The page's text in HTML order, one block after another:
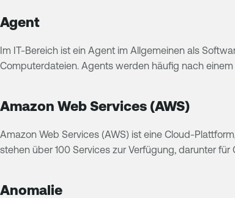
Agent
Im IT-Bereich ist ein Agent im Allgemeinen als
Computerdateien. Agents werden häufig nach
Amazon Web Services (AWS)
Amazon Web Services (AWS) ist eine Cloud-
stehen über 100 Services zur Verfügung, darunter
Anomalie